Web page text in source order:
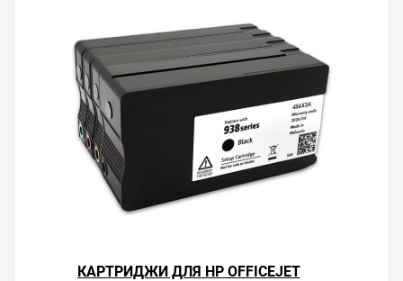
КАРТРИДЖИ ДЛЯ HP OFFICEJET